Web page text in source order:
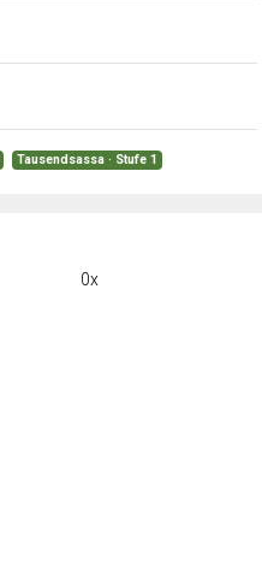
Tausendsassa · Stufe 1
0x